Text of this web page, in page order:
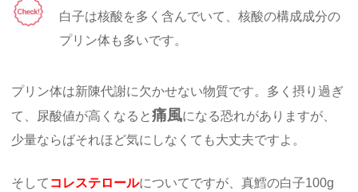
白子は核酸を多く含んでいて、核酸の構成成分の
プリン体も多いです。
プリン体は新陳代謝に欠かせない物質です。多く摂り過ぎ
て、尿酸値が高くなると痛風になる恐れがありますが、
少量ならばそれほど気にしなくても大丈夫ですよ。
そして コレステロールについてですが、真鱈の白子100g